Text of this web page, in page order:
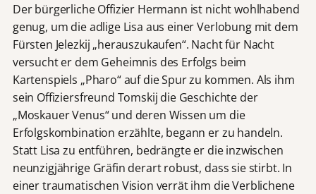
Der bürgerliche Offizier Hermann ist nicht wohlhabend
genug, um die adlige Lisa aus einer Verlobung mit dem
Fürsten Jelezkij „herauszukaufen“. Nacht für Nacht
versucht er dem Geheimnis des Erfolgs beim
Kartenspiels „Pharo“ auf die Spur zu kommen. Als ihm
sein Offiziersfreund Tomskij die Geschichte der
„Moskauer Venus“ und deren Wissen um die
Erfolgskombination erzählte, begann er zu handeln.
Statt Lisa zu entführen, bedrängte er die inzwischen
neunzigjährige Gräfin derart robust, dass sie stirbt. In
einer traumatischen Vision verrät ihm die Verblichene